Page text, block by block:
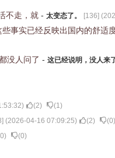
不走，就 - 太变态了。 [136] (
事实已经反映出国内的舒适
没人问了 - 这已经说明，没人来
) (2) (1)
] (2026-04-16 07:09:25) (2) (0)
0) (0)